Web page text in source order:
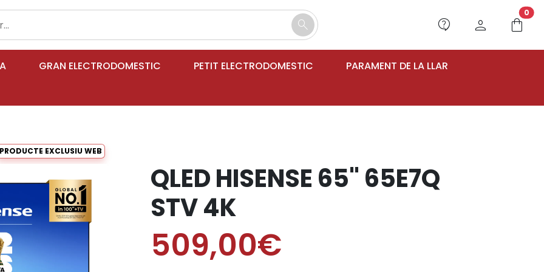
search contact_support person shopping_bag
0
GRAN ELECTRODOMESTIC PETIT ELECTRODOMESTIC
PARAMENT DE LA LLAR
PRODUCTE EXCLUSIU WEB
QLED HISENSE 65" 65E7Q
STV 4K
509,00€